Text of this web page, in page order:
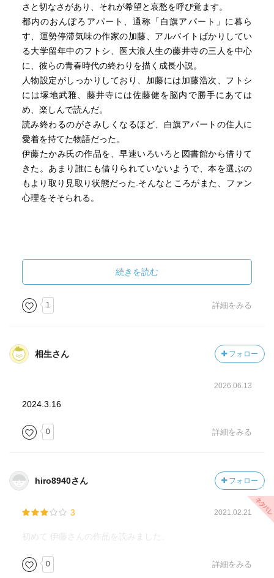
さと切なさがあり、それが希望と哀愁を呼び覚ます。
都内のおんぼろアパート、通称「白旗アパート」に暮ら
す、運勢停滞気味の作家の加藤、アルバイトばかりしてい
る大学留年中のフトシ、医大浪人生の藤井寺の三人を中心
に、彼らの青春時代の終わりを描く成長小説。
人物設定がしっかりしており、加藤には加藤浩次、フトシ
には塚地武雅、藤井寺には佐藤健を脳内で勝手にあては
め、楽しんで読んだ。
読み終わるのがさみしくなるほど、白旗アパートの住人に
愛着を持てた物語だった。
伊藤たかみ氏の作品を、早速いろいろと図書館から借りて
きた。あまり誰にも借りられていないようで、本を選ぶの
もより取り見取り状態だった.そんなところがまた、ファン
心理をそそられる。
続きを読む
1 詳細をみる
相生さん フォロー
2026.06.13
2024.3.16
0 詳細をみる
hiro8940さん フォロー
3 2021.02.21
初めて 伊藤さんの作品を読みました。
0 詳細をみる